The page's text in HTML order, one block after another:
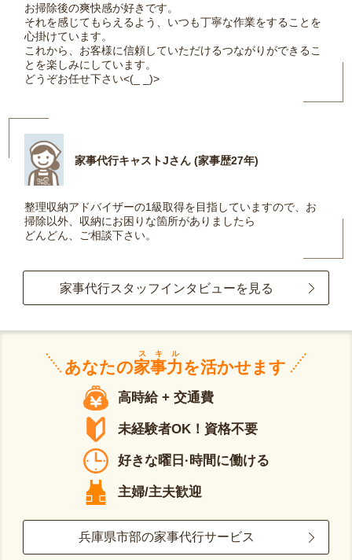
お掃除後の爽快感が好きです。
それを感じてもらえるよう、いつも丁寧な作業をすることを
心掛けています。
これから、お客様に信頼していただけるつながりができるこ
とを楽しみにしています。
どうぞお任せ下さい<(_ _)>
家事代行キャストJさん (家事歴27年)
整理収納アドバイザーの1級取得を目指していますので、お
掃除以外、収納にお困りな箇所がありましたら
どんどん、ご相談下さい。
家事代行スタッフインタビューを見る
あなたの家事力
スキル
を活かせます
高時給 + 交通費
未経験者OK！資格不要
好きな曜日·時間に働ける
主婦/主夫歓迎
兵庫県市部の家事代行サービス